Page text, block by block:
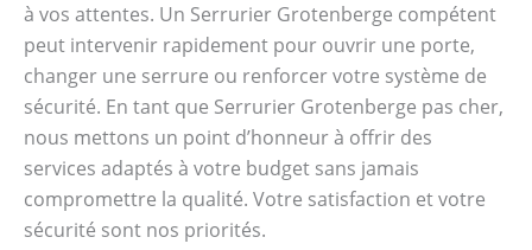
à vos attentes. Un Serrurier Grotenberge compétent
peut intervenir rapidement pour ouvrir une porte,
changer une serrure ou renforcer votre système de
sécurité. En tant que Serrurier Grotenberge pas cher,
nous mettons un point d’honneur à offrir des
services adaptés à votre budget sans jamais
compromettre la qualité. Votre satisfaction et votre
sécurité sont nos priorités.